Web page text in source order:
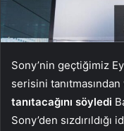
Sony’nin geçtiğimiz
serisini
tanıtacağını söyledi
Sony’den